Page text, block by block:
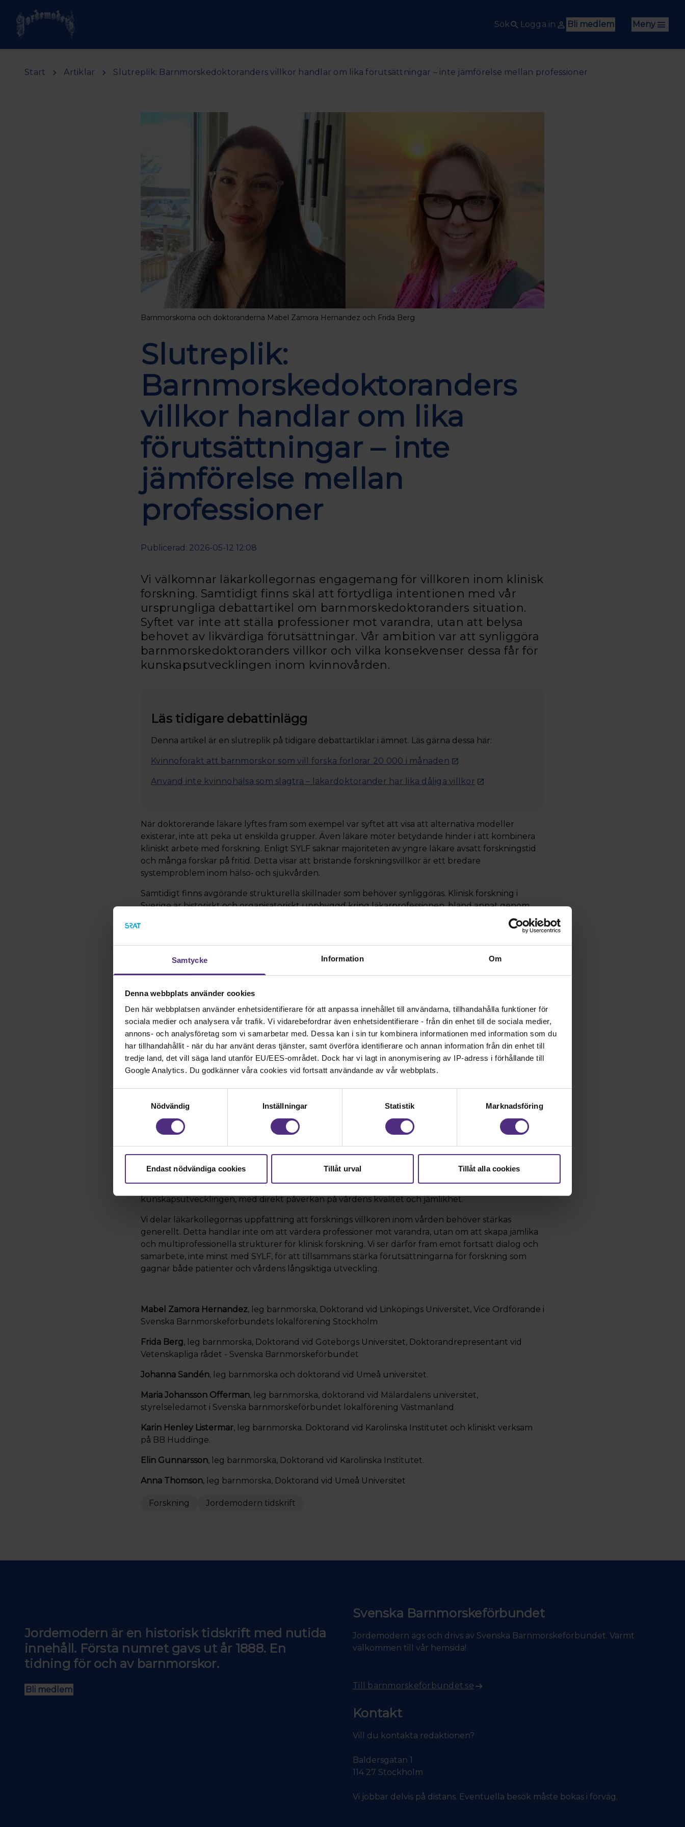
Samtycke Information Om
Denna webbplats använder cookies
Den här webbplatsen använder enhetsidentifierare för att anpassa innehållet till användarna, tillhandahålla funktioner för
sociala medier och analysera vår trafik. Vi vidarebefordrar även enhetsidentifierare - från din enhet till de sociala medier,
annons- och analysföretag som vi samarbetar med. Dessa kan i sin tur kombinera informationen med information som du
har tillhandahållit - när du har använt deras tjänster, samt överföra identifierare och annan information från din enhet till
tredje land, det vill säga land utanför EU/EES-området. Dock har vi lagt in anonymisering av IP-adress i förhållande till
Google Analytics. Du godkänner våra cookies vid fortsatt användande av vår webbplats.
Nödvändig
Inställningar Statistik Marknadsföring
Endast nödvändiga cookies Tillåt urval Tillåt alla cookies
Sök
Logga in Bli medlem Meny
Start Artiklar Slutreplik: Barnmorskedoktoranders villkor handlar om lika förutsättningar – inte jämförelse mellan professioner
Barnmorskorna och doktoranderna Mabel Zamora Hernandez och Frida Berg
Slutreplik:
Barnmorskedoktoranders
villkor handlar om lika
förutsättningar – inte
jämförelse mellan
professioner
Publicerad: 2026-05-12 12:08
Vi välkomnar läkarkollegornas engagemang för villkoren inom klinisk
forskning. Samtidigt finns skäl att förtydliga intentionen med vår
ursprungliga debattartikel om barnmorskedoktoranders situation.
Syftet var inte att ställa professioner mot varandra, utan att belysa
behovet av likvärdiga förutsättningar. Vår ambition var att synliggöra
barnmorskedoktoranders villkor och vilka konsekvenser dessa får för
kunskapsutvecklingen inom kvinnovården.
Läs tidigare debattinlägg
Denna artikel är en slutreplik på tidigare debattartiklar i ämnet. Läs gärna dessa här:
Kvinnoförakt att barnmorskor som vill forska förlorar 20 000 i månaden
Använd inte kvinnohälsa som slagträ – läkardoktorander har lika dåliga villkor
När doktorerande läkare lyftes fram som exempel var syftet att visa att alternativa modeller
existerar, inte att peka ut enskilda grupper. Även läkare möter betydande hinder i att kombinera
kliniskt arbete med forskning. Enligt SYLF saknar majoriteten av yngre läkare avsatt forskningstid
och många forskar på fritid. Detta visar att bristande forskningsvillkor är ett bredare
systemproblem inom hälso‑ och sjukvården.
Samtidigt finns avgörande strukturella skillnader som behöver synliggöras. Klinisk forskning i
Sverige är historiskt och organisatoriskt uppbyggd kring läkarprofessionen, bland annat genom
ALF‑avtalet som reglerar samverkan mellan regioner och universitet kring läkarutbildning och
I repliken hänvisas till uppskattningar om att cirka hälften av barnmorskedoktorander är kliniskt
anställda och att forskarstudier därför inte nödvändigtvis innebär inkomstbortfall. Här behöver
tillgång till skyddad forskningstid, rimlig arbetsbelastning och tydliga karriärvägar, förutsättningar
som ofta saknas för kliniskt anställda forskare, oavsett profession. Universitetskanslersämbetet har
dessutom visat att doktorander med huvudsaklig anställning utanför lärosätet riskerar otydliga
ansvarsförhållanden, vilket kan förlänga utbildningstiden och försämra villkoren.
Särskilt problematiskt är därför resonemanget kring forskningsintressen. Att 15 procent av
barnmorskor uppger intresse för forskning bör inte tolkas som bristande ambition och får inte
arbetsbelastning, utbrett deltidsarbete av hälsoskäl och begränsade möjligheter till
kompetensutveckling. I en sådan kontext blir forskning ofta ett orealistiskt tillägg, särskilt när den
inte är integrerad i tjänsten eller ekonomiskt hållbar.
reproduktiv hälsa är sedan länge underprioriterad, med väldokumenterade kunskapsluckor.
Barnmorskor besitter unik klinisk och professions specifik kunskap inom dessa områden. När deras
kunskapsutvecklingen, med direkt påverkan på vårdens kvalitet och jämlikhet.
Vi delar läkarkollegornas uppfattning att forsknings villkoren inom vården behöver stärkas
generellt. Detta handlar inte om att värdera professioner mot varandra, utan om att skapa jämlika
och multiprofessionella strukturer för klinisk forskning. Vi ser därför fram emot fortsatt dialog och
samarbete, inte minst med SYLF, för att tillsammans stärka förutsättningarna för forskning som
gagnar både patienter och vårdens långsiktiga utveckling.
M abel Zamora Hernandez, leg barnmorska, Doktorand vid Linköpings Universitet, Vice Ordförande i
Svenska Barnmorskeförbundets lokalförening Stockholm
Frida Berg, leg barnmorska, Doktorand vid Göteborgs Universitet, Doktorandrepresentant vid
Vetenskapliga rådet - Svenska Barnmorskeförbundet
Johanna Sandén, leg barnmorska och doktorand vid Umeå universitet.
Maria Johansson Offerman, leg barnmorska, doktorand vid Mälardalens universitet,
styrelseledamot i Svenska barnmorskeförbundet lokalförening Västmanland
Karin Henley Listermar, leg barnmorska. Doktorand vid Karolinska Institutet och kliniskt verksam
på BB Huddinge.
Elin Gunnarsson, leg barnmorska, Doktorand vid Karolinska Institutet.
Anna Thomson, leg barnmorska, Doktorand vid Umeå Universitet
Forskning Jordemodern tidskrift
Jordemodern är en historisk tidskrift med nutida
innehåll. Första numret gavs ut år 1888. En
tidning för och av barnmorskor.
Bli medlem
Svenska Barnmorskeförbundet
Jordemodern ägs och drivs av Svenska Barnmorskeförbundet. Varmt
välkommen till vår hemsida!
Till barnmorskeförbundet.se
Kontakt
Vill du kontakta redaktionen?
Baldersgatan 1
114 27 Stockholm
Vi jobbar delvis på distans. Eventuella besök måste bokas i förväg.